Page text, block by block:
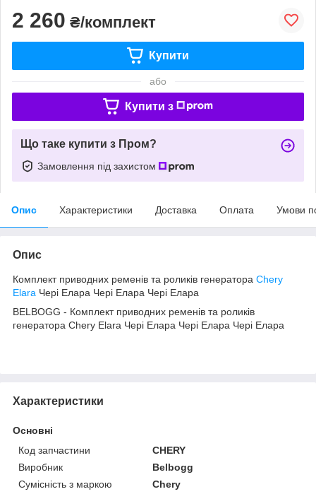
2 260 ₴/комплект
Купити
або
Купити з
Що таке купити з Пром?
Замовлення під захистом
Опис Характеристики Доставка Оплата Умови
Опис
Комплект приводних ременів та роликів генератора Chery
Elara Чері Елара Чері Елара Чері Елара
BELBOGG - Комплект приводних ременів та роликів
генератора Chery Elara Чері Елара Чері Елара Чері Елара
Характеристики
Основні
Код запчастини
CHERY
Виробник
Belbogg
Сумісність з маркою
Chery